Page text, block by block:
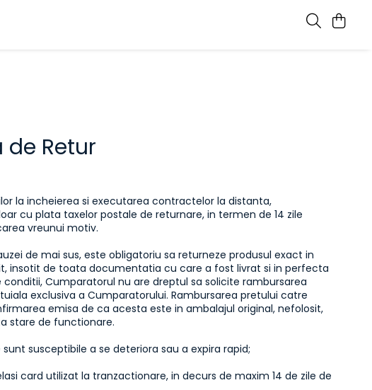
de Retur
la incheierea si executarea contractelor la distanta,
cu plata taxelor postale de returnare, in termen de 14 zile
vreunui motiv.
de mai sus, este obligatoriu sa returneze produsul exact in
insotit de toata documentatia cu care a fost livrat si in perfecta
Cumparatorul nu are dreptul sa solicite rambursarea
exclusiva a Cumparatorului. Rambursarea pretului catre
emisa de ca acesta este in ambalajul original, nefolosit,
stare de functionare.
susceptibile a se deteriora sau a expira rapid;
card utilizat la tranzactionare, in decurs de maxim 14 de zile de